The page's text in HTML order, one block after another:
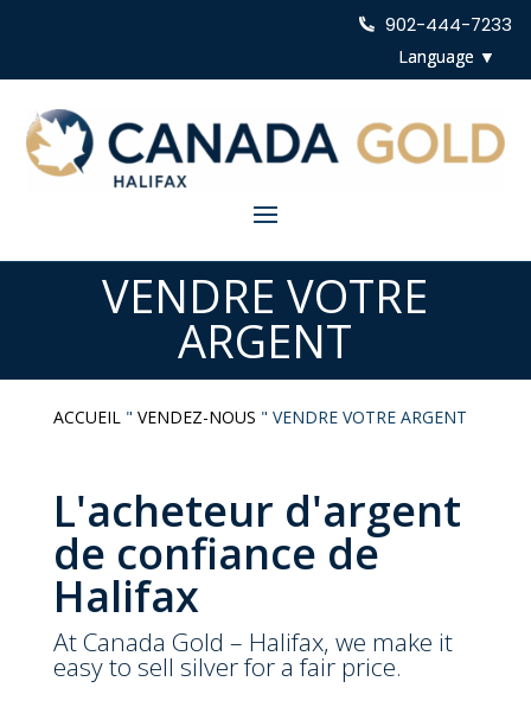
902-444-7233
VENDRE VOTRE
ARGENT
ACCUEIL" VENDEZ-NOUS " VENDRE VOTRE ARGENT
L'acheteur d'argent
de confiance de
Halifax
At Canada Gold – Halifax, we make it
easy to sell silver for a fair price.